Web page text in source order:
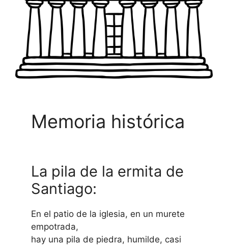
Memoria histórica
La pila de la ermita de
Santiago:
En el patio de la iglesia, en un murete
empotrada,
hay una pila de piedra, humilde, casi